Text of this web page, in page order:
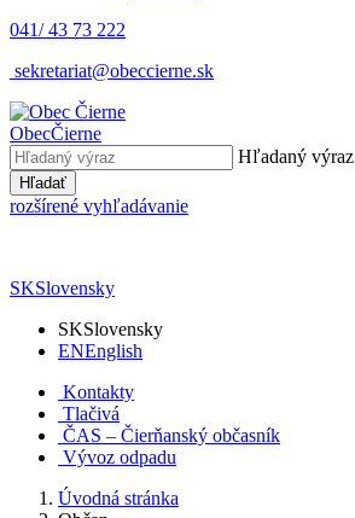
041/ 43 73 222
sekretariat@obeccierne.sk
ObecČierne
Hľadaný výraz
Hľadať
rozšírené vyhľadávanie
SKSlovensky
SKSlovensky
ENEnglish
Kontakty
Tlačivá
ČAS – Čierňanský občasník
Vývoz odpadu
Úvodná stránka